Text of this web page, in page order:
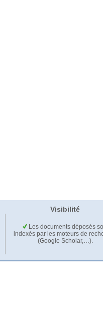
Visibilité
Les documents déposés
indexés par les moteurs de
(Google Scholar,…).